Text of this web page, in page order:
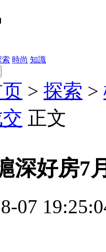
索 時尚 知識
> 探索 >
正文
深好房7
07